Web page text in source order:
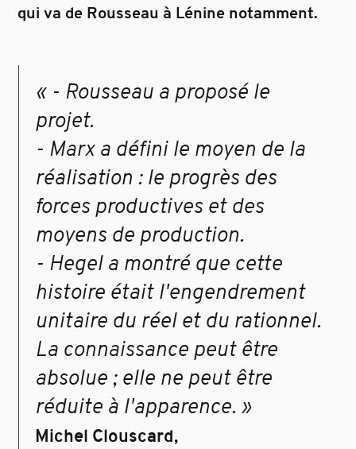
qui va de Rousseau à Lénine notamment.
« - Rousseau a proposé le
projet.
- Marx a défini le moyen de la
réalisation : le progrès des
forces productives et des
moyens de production.
- Hegel a montré que cette
histoire était l'engendrement
unitaire du réel et du rationnel.
La connaissance peut être
absolue ; elle ne peut être
réduite à l'apparence. »
Michel Clouscard,